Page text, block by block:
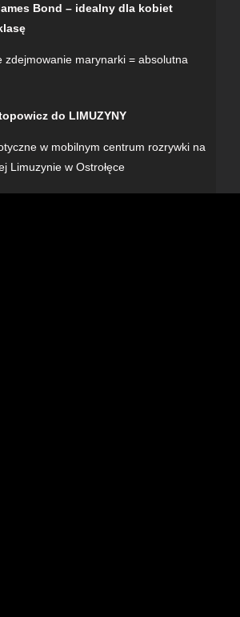
Bond – idealny dla kobiet
zdejmowanie marynarki = absolutna
do LIMUZYNY
w mobilnym centrum rozrywki na
Limuzyniew Ostrołęce